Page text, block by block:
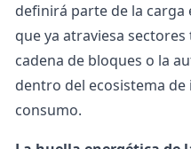
definirá parte de la
que ya atraviesa
cadena de bloques o la
dentro del ecosistema de
consumo.